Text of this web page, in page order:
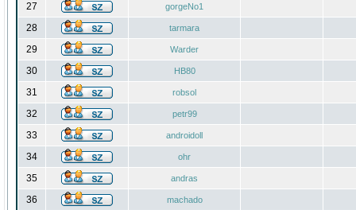
27 gorgeNo1
28 tarmara
29 Warder
30 HB80
31 robsol
32 petr99
33 androidoll
34 ohr
35 andras
36 machado